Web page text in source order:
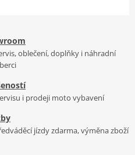
oblečení, doplňky i náhradní
i prodeji moto vybavení
jízdy zdarma, výměna zboží